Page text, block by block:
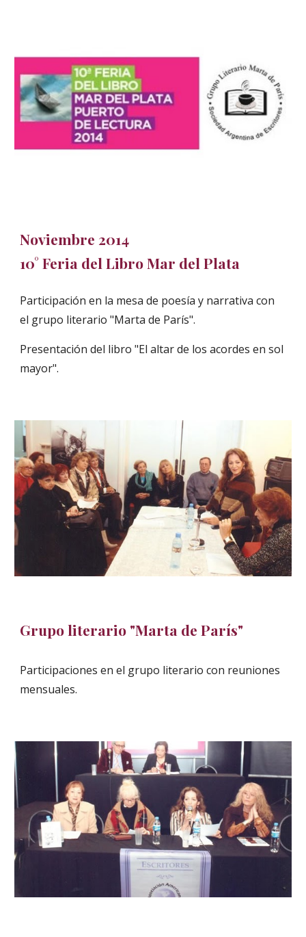
Noviembre 2014
10° Feria del Libro Mar del Plata
Participación en la mesa de poesía y narrativa con
el grupo literario "Marta de París".
Presentación del libro "El altar de los acordes en sol
mayor".
Grupo literario "Marta de París"
Participaciones en el grupo literario con reuniones
mensuales.